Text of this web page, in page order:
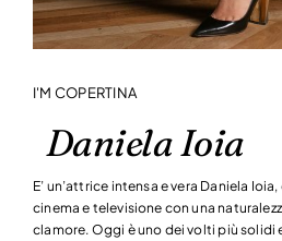
I'M COPERTINA
Daniela Ioia
E’ un’attrice intensa e vera Daniela
cinema e televisione con una
clamore. Oggi è uno dei volti più solidi